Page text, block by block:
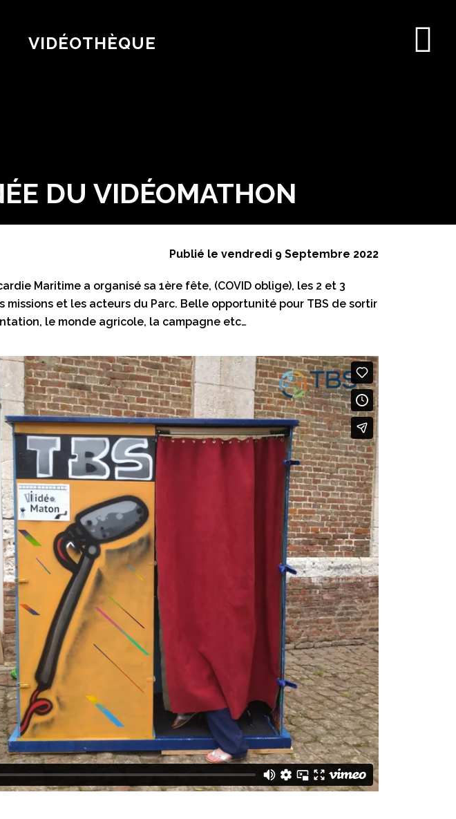
VIDÉOTHÈQUE
DU VIDÉOMATHON
Publié le vendredi 9 Septembre 2022
Maritime a organisé sa 1ère fête, (COVID oblige), les 2 et 3
et les acteurs du Parc. Belle opportunité pour TBS de sortir
le monde agricole, la campagne etc…